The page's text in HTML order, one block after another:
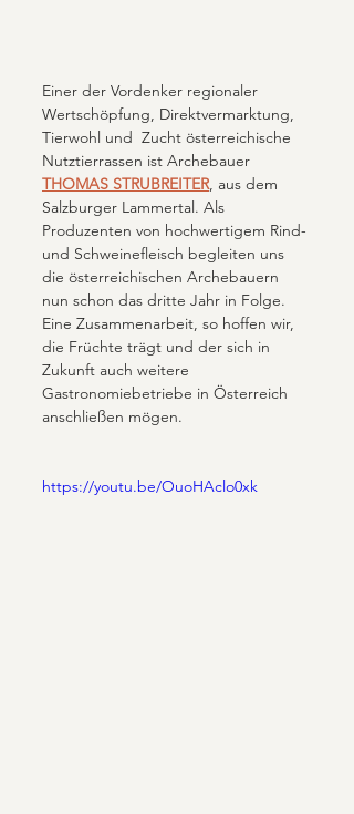
Einer der Vordenker regionaler
Wertschöpfung, Direktvermarktung,
Tierwohl und  Zucht österreichische
Nutztierrassen ist Archebauer
THOMAS STRUBREITER, aus dem
Salzburger Lammertal. Als
Produzenten von hochwertigem Rind-
und Schweinefleisch begleiten uns
die österreichischen Archebauern
nun schon das dritte Jahr in Folge.
Eine Zusammenarbeit, so hoffen wir,
die Früchte trägt und der sich in
Zukunft auch weitere
Gastronomiebetriebe in Österreich
anschließen mögen.
https://youtu.be/OuoHAclo0xk